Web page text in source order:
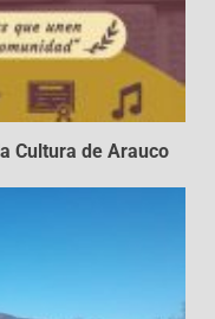
Cultura de Arauco